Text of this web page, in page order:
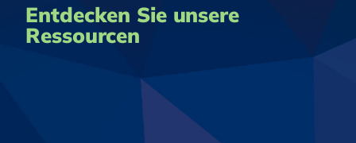
Entdecken Sie unsere
Ressourcen